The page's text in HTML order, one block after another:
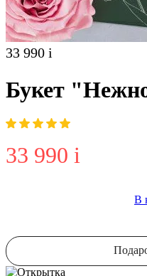
33 990 i
Букет
33 990 i
В